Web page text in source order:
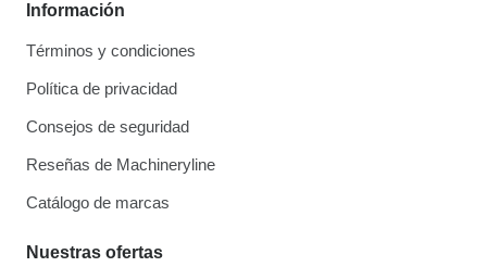
Información
Términos y condiciones
Política de privacidad
Consejos de seguridad
Reseñas de Machineryline
Catálogo de marcas
Nuestras ofertas